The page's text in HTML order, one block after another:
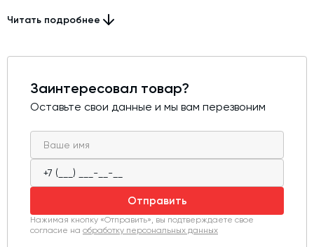
Читать подробнее
Заинтересовал товар?
Оставьте свои данные и мы вам перезвоним
Отправить
Нажимая кнопку «Отправить», вы подтверждаете свое
согласие на обработку персональных данных